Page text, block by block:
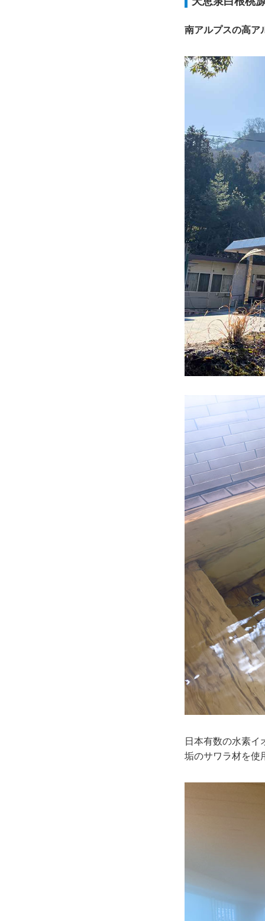
南アルプスの高ア
日本有数の水素
垢のサワラ材を使